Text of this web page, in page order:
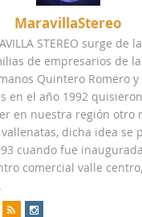
MaravillaStereo
STEREO surge de
de empresarios de
Quintero Romero y
en el año 1992
en nuestra región otro
dicha idea se
cuando fue
comercial valle